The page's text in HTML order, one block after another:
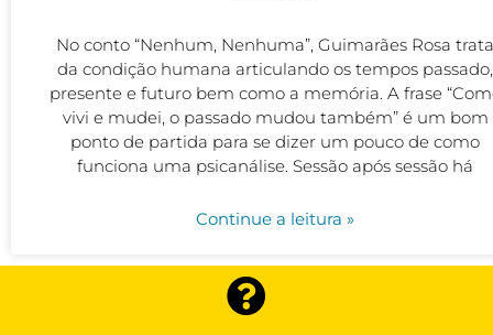
No conto “Nenhum, Nenhuma”, Guimarães Rosa trata
da condição humana articulando os tempos passado,
presente e futuro bem como a memória. A frase
vivi e mudei, o passado mudou também” é um bom
ponto de partida para se dizer um pouco de como
funciona uma psicanálise. Sessão após sessão há
Continue a leitura »